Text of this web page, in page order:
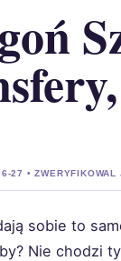
27 • ZWERYFIKOWAL
sobie to
Nie chodzi